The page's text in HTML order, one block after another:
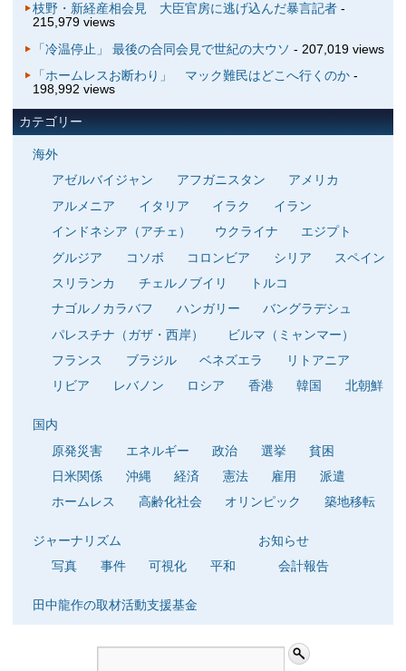
枝野・新経産相会見 大臣官房に逃げ込んだ暴言記者-
215,979 views
「冷温停止」 最後の合同会見で世紀の大ウソ - 207,019 views
「ホームレスお断わり」 マック難民はどこへ行くのか-
198,992 views
カテゴリー
海外
アゼルバイジャン
アフガニスタン
アメリカ
アルメニア
イタリア イラク
イラン
インドネシア（アチェ）
ウクライナ
エジプト
グルジア
コソボ コロンビア シリア
スペイン
スリランカ
チェルノブイリ
トルコ
ナゴルノカラバフ
ハンガリー
バングラデシュ
パレスチナ（ガザ・西岸）
ビルマ（ミャンマー）
フランス
ブラジル ベネズエラ
リトアニア
リビア
レバノン ロシア 香港 韓国 北朝鮮
国内
原発災害
エネルギー 政治 選挙
貧困
日米関係
沖縄 経済 憲法 雇用
派遣
ホームレス
高齢化社会 オリンピック 築地移転
ジャーナリズム
写真
事件 可視化 平和
お知らせ
会計報告
田中龍作の取材活動支援基金